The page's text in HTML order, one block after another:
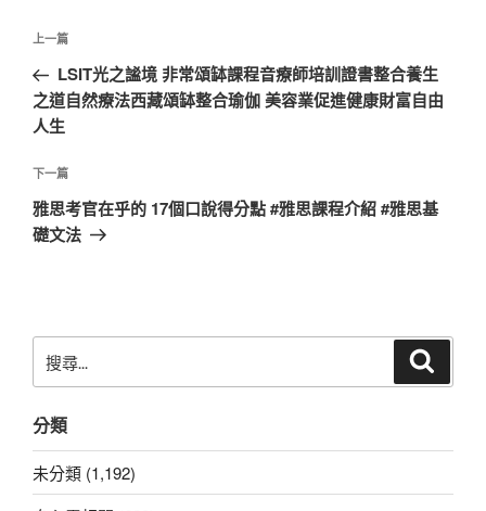
文
導
覽
上
一
篇
文
上一篇
LSIT光之謐境 非常頌缽課程音療師培訓證書整合養生
之道自然療法西藏頌缽整合瑜伽 美容業促進健康財富自由
人生
下
一
篇
下一篇
雅思考官在乎的 17個口說得分點 #雅思課程介紹 #雅思基
礎文法
尋
鍵
字:
分類
未分類 (1,192)